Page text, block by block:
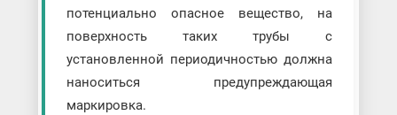
потенциально опасное вещество, на
поверхность таких трубы с
установленной периодичностью должна
наноситься предупреждающая
маркировка.